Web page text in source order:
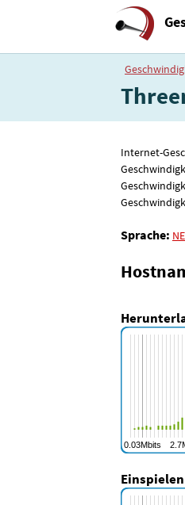
Internet-
Sprache:
Einspielen